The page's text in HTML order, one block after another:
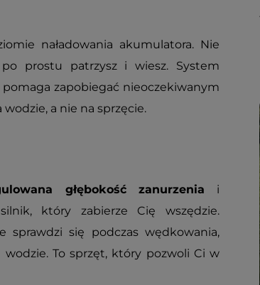
naładowania akumulatora. Nie
prostu patrzysz i wiesz. System
zapobiegać nieoczekiwanym
a nie na sprzęcie.
głębokość zanurzenia i
który zabierze Cię wszędzie.
sprawdzi się podczas wędkowania,
To sprzęt, który pozwoli Ci w